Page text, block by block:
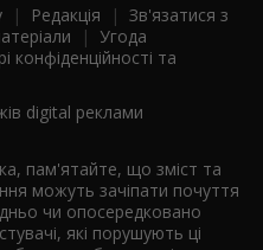
| Редакція | Зв'язатися з
| Угода
конфіденційності та
digital реклами
пам'ятайте, що зміст та
можуть зачіпати почуття
чи опосередковано
які порушують ці